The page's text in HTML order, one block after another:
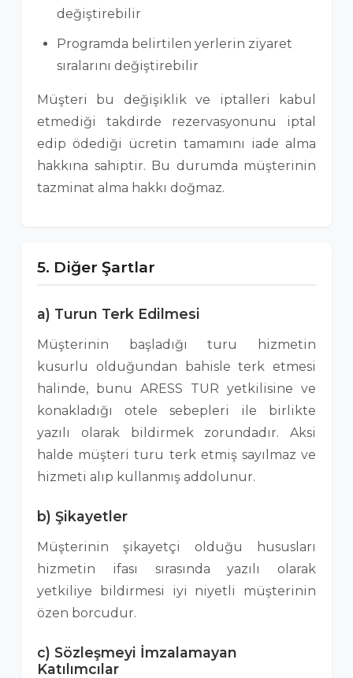
değiştirebilir
Programda belirtilen yerlerin ziyaret
sıralarını değiştirebilir
Müşteri bu değişiklik ve iptalleri kabul
etmediği takdirde rezervasyonunu iptal
edip ödediği ücretin tamamını iade alma
hakkına sahiptir. Bu durumda müşterinin
tazminat alma hakkı doğmaz.
5. Diğer Şartlar
a) Turun Terk Edilmesi
Müşterinin başladığı turu hizmetin
kusurlu olduğundan bahisle terk etmesi
halinde, bunu ARESS TUR yetkilisine ve
konakladığı otele sebepleri ile birlikte
yazılı olarak bildirmek zorundadır. Aksi
halde müşteri turu terk etmiş sayılmaz ve
hizmeti alıp kullanmış addolunur.
b) Şikayetler
Müşterinin şikayetçi olduğu hususları
hizmetin ifası sırasında yazılı olarak
yetkiliye bildirmesi iyi niyetli müşterinin
özen borcudur.
c) Sözleşmeyi İmzalamayan
Katılımcılar